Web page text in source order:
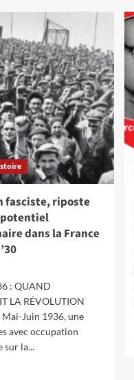
fasciste, riposte
dans la France
: QUAND
LA RÉVOLUTION
Juin 1936, une
avec occupation
sur la...